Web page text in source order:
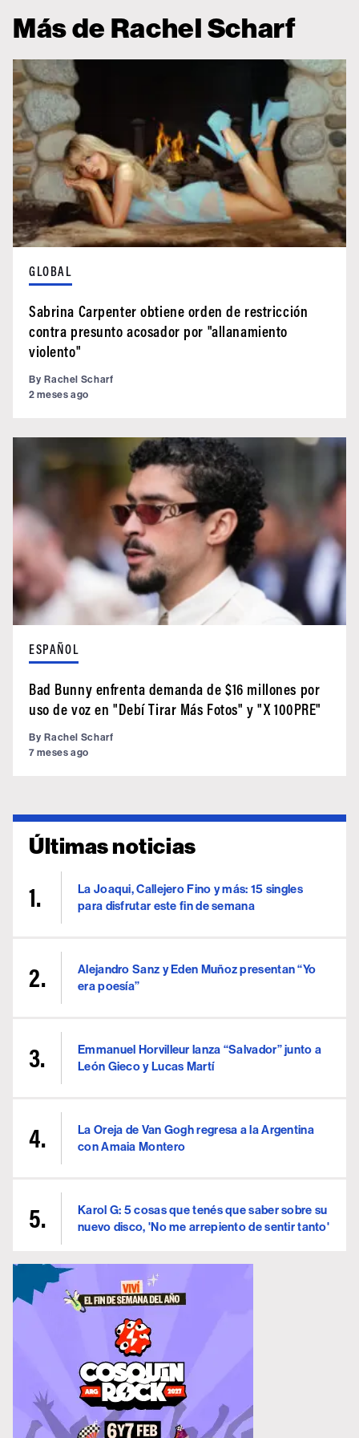
Más de Rachel Scharf
GLOBAL
Sabrina Carpenter obtiene orden de restricción
contra presunto acosador por "allanamiento
violento"
By Rachel Scharf
2 meses ago
ESPAÑOL
Bad Bunny enfrenta demanda de $16 millones por
uso de voz en "Debí Tirar Más Fotos" y "X 100PRE"
By Rachel Scharf
7 meses ago
Últimas noticias
La Joaqui, Callejero Fino y más: 15 singles
para disfrutar este fin de semana
Alejandro Sanz y Eden Muñoz presentan “Yo
era poesía”
Emmanuel Horvilleur lanza “Salvador” junto a
León Gieco y Lucas Martí
La Oreja de Van Gogh regresa a la Argentina
con Amaia Montero
Karol G: 5 cosas que tenés que saber sobre su
nuevo disco, 'No me arrepiento de sentir tanto'